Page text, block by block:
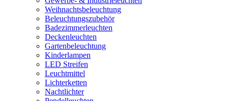
Weihnachtsbeleuchtung
Beleuchtungszubehör
Badezimmerleuchten
Deckenleuchten
Gartenbeleuchtung
Kinderlampen
LED Streifen
Leuchtmittel
Lichterketten
Nachtlichter